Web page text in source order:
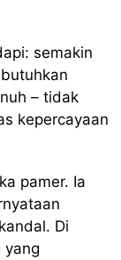
semakin
– tidak
kepercayaan
pamer. Ia
Di
yang